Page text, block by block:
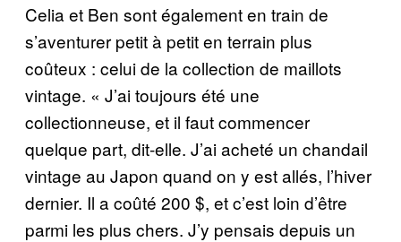
Celia et Ben sont également en train de
s’aventurer petit à petit en terrain plus
coûteux : celui de la collection de maillots
vintage. « J’ai toujours été une
collectionneuse, et il faut commencer
quelque part, dit-elle. J’ai acheté un chandail
vintage au Japon quand on y est allés, l’hiver
dernier. Il a coûté 200 $, et c’est loin d’être
parmi les plus chers. J’y pensais depuis un